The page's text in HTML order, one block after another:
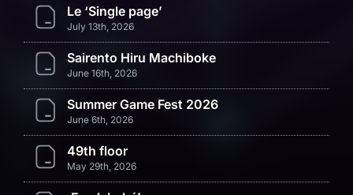
Le ‘Single page’
July 13th, 2026
Sairento Hiru Machiboke
June 16th, 2026
Summer Game Fest 2026
June 6th, 2026
49th floor
May 29th, 2026